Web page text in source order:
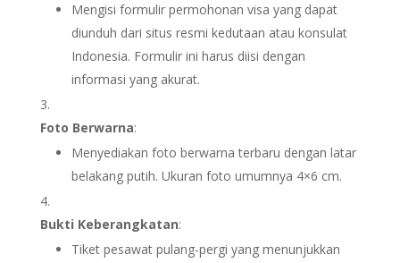
Mengisi formulir permohonan visa yang dapat
diunduh dari situs resmi kedutaan atau konsulat
Indonesia. Formulir ini harus diisi dengan
informasi yang akurat.
Foto Berwarna:
Menyediakan foto berwarna terbaru dengan latar
belakang putih. Ukuran foto umumnya 4×6 cm.
Bukti Keberangkatan:
Tiket pesawat pulang-pergi yang menunjukkan